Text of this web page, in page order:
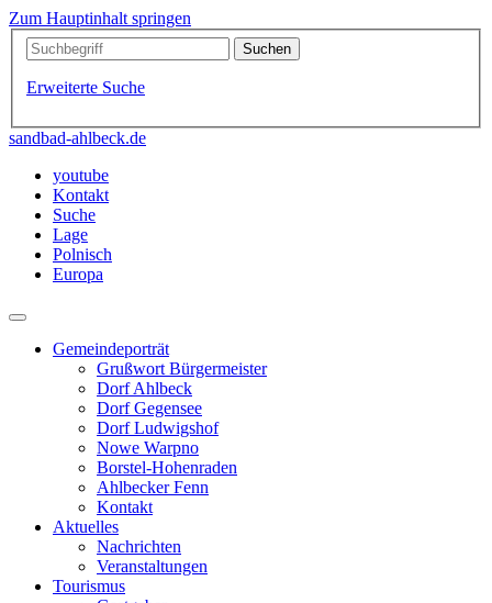
Zum Hauptinhalt springen
Erweiterte Suche
sandbad-ahlbeck.de
youtube
Kontakt
Suche
Lage
Polnisch
Europa
Gemeindeporträt
Grußwort Bürgermeister
Dorf Ahlbeck
Dorf Gegensee
Dorf Ludwigshof
Nowe Warpno
Borstel-Hohenraden
Ahlbecker Fenn
Kontakt
Aktuelles
Nachrichten
Veranstaltungen
Tourismus